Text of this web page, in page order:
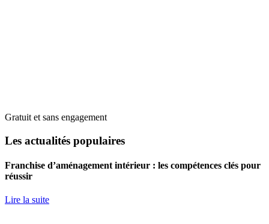
Gratuit et sans engagement
Les actualités populaires
Franchise d’aménagement intérieur : les compétences clés pour
réussir
Lire la suite